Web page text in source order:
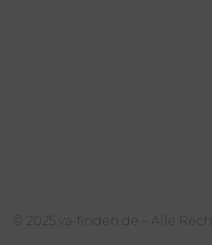
© 2025 va-finden.de – Alle